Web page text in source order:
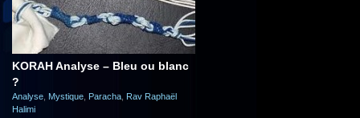
KORAH Analyse – Bleu ou blanc
?
Analyse Mystique Paracha Rav Raphaël
Halimi